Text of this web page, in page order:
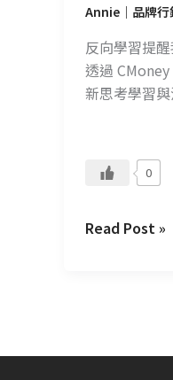
Annie｜品牌行
反向學習提
透過
新思考學習
0
五
修
煉
Read Post »